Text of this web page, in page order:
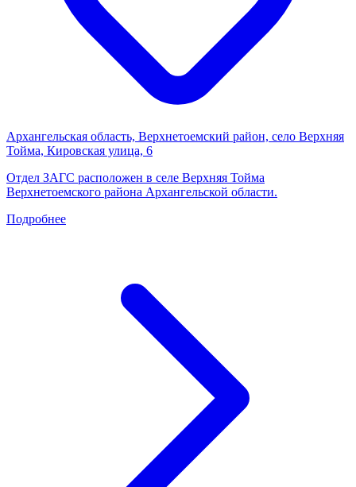
Архангельская область, Верхнетоемский район, село Верхняя
Тойма, Кировская улица, 6
Отдел ЗАГС расположен в селе Верхняя Тойма
Верхнетоемского района Архангельской области.
Подробнее